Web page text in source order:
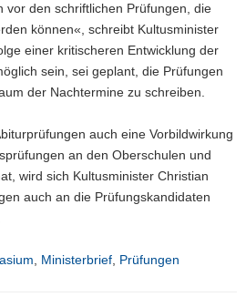
vor den schriftlichen Prüfungen, die
können«, schreibt Kultusminister
einer kritischeren Entwicklung der
sein, sei geplant, die Prüfungen
der Nachtermine zu schreiben.
auch eine Vorbildwirkung
an den Oberschulen und
wird sich Kultusminister Christian
auch an die Prüfungskandidaten
Ministerbrief Prüfungen